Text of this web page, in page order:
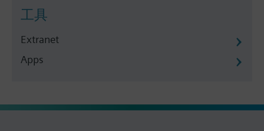
工具
Extranet
Apps